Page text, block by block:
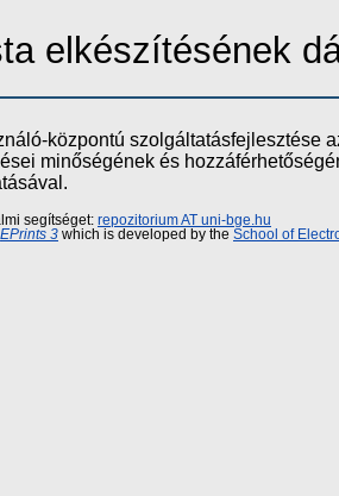
elkészítésének
központú szolgáltatásfejlesztése
minőségének és
segítséget: repozitorium AT uni-bge.hu
EPrints 3 which is developed by the School of